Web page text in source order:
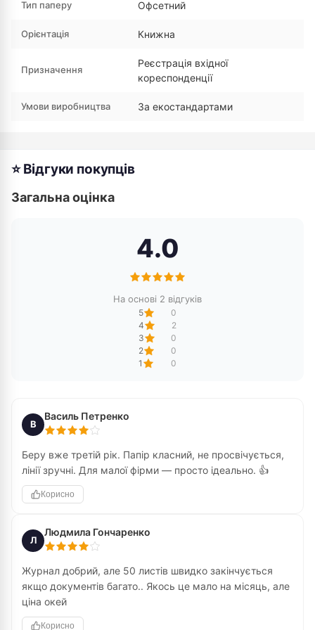
Тип паперу Офсетний
Орієнтація Книжна
Призначення
Реєстрація вхідної
кореспонденції
Умови виробництва За екостандартами
⭐ Відгуки покупців
Загальна оцінка
4.0
На основі 2 відгуків
5
0
4
2
3
0
2
0
1
0
В
Василь Петренко
Беру вже третій рік. Папір класний, не просвічується,
лінії зручні. Для малої фірми — просто ідеально. 👍
Корисно
Л
Людмила Гончаренко
Журнал добрий, але 50 листів швидко закінчується
якщо документів багато.. Якось це мало на місяць, але
ціна окей
Корисно